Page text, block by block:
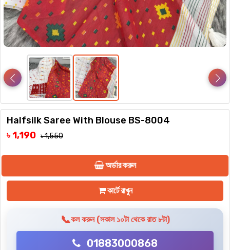
Halfsilk Saree With Blouse BS-8004
৳ 1,190 ৳ 1,550
অর্ডার করুন
কার্টে রাখুন
📞কল করুন (সকাল ১০টা থেকে রাত ৮টা)
01883000868